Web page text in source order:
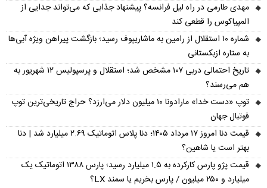
مهدی طارمی در راه لیل فرانسه؟ پیشنهاد جذابی که می‌تواند جدایی از
المپیاکوس را قطعی کند
شماره ۱۰ استقلال از رامین به ماشاریپوف رسید؛ بازگشت پیراهن ویژه آبی‌ها
به ستاره ازبکستانی
تاریخ احتمالی دربی ۱۰۷ مشخص شد؛ استقلال و پرسپولیس ۱۲ شهریور به
هم می‌رسند؟
توپ «دست خدا» مارادونا ۱۰ میلیون دلار می‌ارزد؟ حراج تاریخی‌ترین توپ
فوتبال جهان
قیمت دنا امروز ۱۷ مرداد ۱۴۰۵؛ دنا پلاس اتوماتیک ۲.۶۹ میلیارد شد | دنا
بهتر است یا شاهین؟
قیمت پژو پارس کارکرده به ۱.۵ میلیارد رسید؛ پارس ۱۳۸۸ اتوماتیک یک
میلیارد و ۲۵۰ میلیون / پارس بخریم یا سمند LX؟